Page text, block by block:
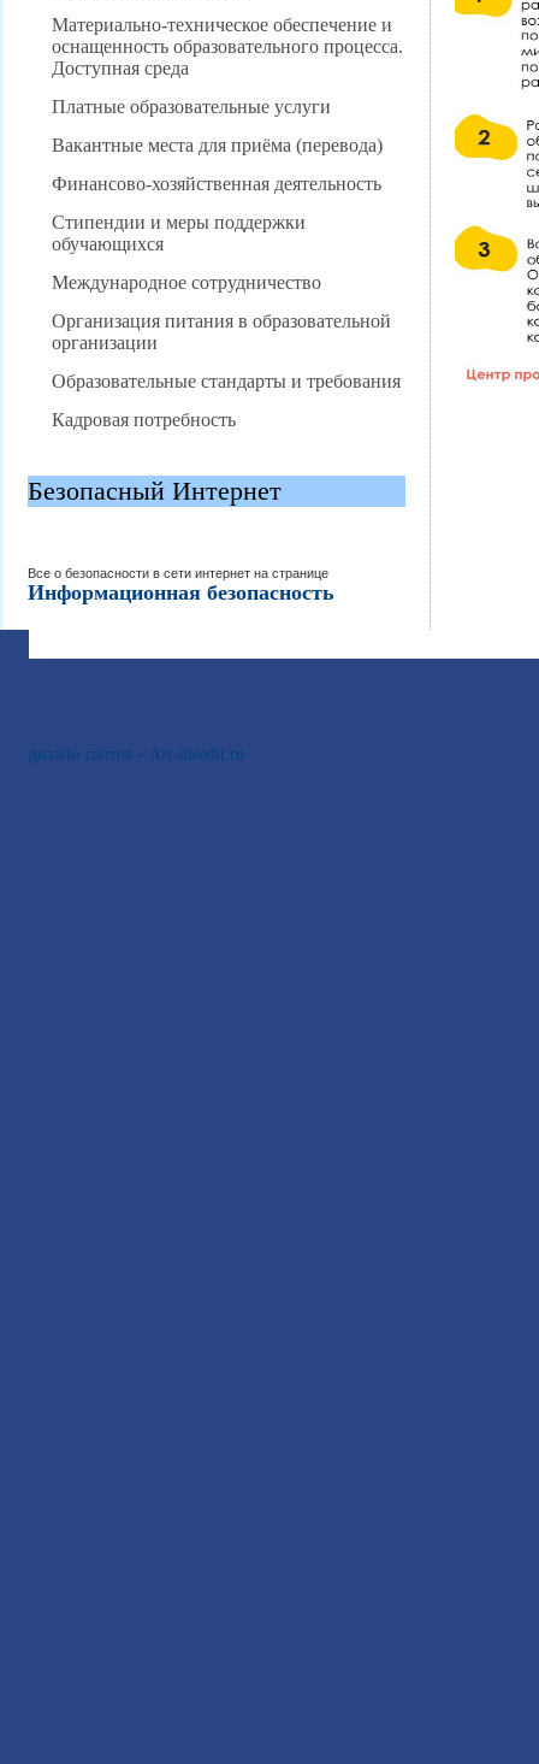
Материально-техническое обеспечение и
оснащенность образовательного процесса.
Доступная среда
Платные образовательные услуги
Вакантные места для приёма (перевода)
Финансово-хозяйственная деятельность
Стипендии и меры поддержки
обучающихся
Международное сотрудничество
Организация питания в образовательной
организации
Образовательные стандарты и требования
Кадровая потребность
Безопасный Интернет
Все о безопасности в сети интернет на странице
Информационная безопасность
дизайн сайтов - Art.siteedit.ru